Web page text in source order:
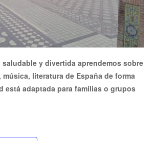
y divertida aprendemos sobre
literatura de España de forma
está adaptada para familias o grupos